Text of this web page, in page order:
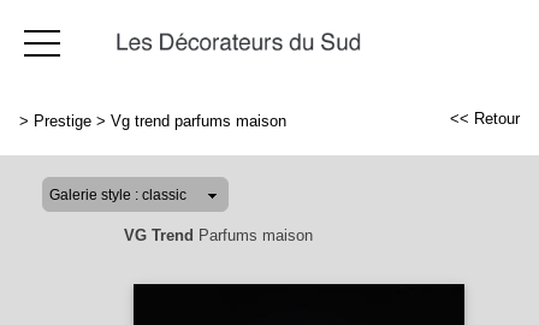
> Prestige > Vg trend parfums maison << Retour
VG Trend Parfums maison